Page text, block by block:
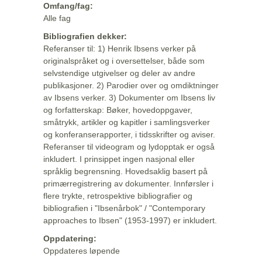
Omfang/fag:
Alle fag
Bibliografien dekker:
Referanser til: 1) Henrik Ibsens verker på
originalspråket og i oversettelser, både som
selvstendige utgivelser og deler av andre
publikasjoner. 2) Parodier over og omdiktninger
av Ibsens verker. 3) Dokumenter om Ibsens liv
og forfatterskap: Bøker, hovedoppgaver,
småtrykk, artikler og kapitler i samlingsverker
og konferanserapporter, i tidsskrifter og aviser.
Referanser til videogram og lydopptak er også
inkludert. I prinsippet ingen nasjonal eller
språklig begrensning. Hovedsaklig basert på
primærregistrering av dokumenter. Innførsler i
flere trykte, retrospektive bibliografier og
bibliografien i "Ibsenårbok" / "Contemporary
approaches to Ibsen" (1953-1997) er inkludert.
Oppdatering:
Oppdateres løpende